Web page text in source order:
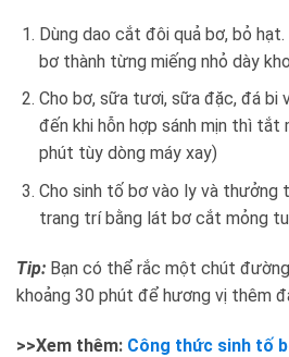
Dùng dao cắt đôi quả bơ, bỏ
bơ thành từng miếng nhỏ dày
Cho bơ, sữa tươi, sữa đặc, đá bi
đến khi hỗn hợp sánh mịn thì tắt
phút tùy dòng máy xay)
Cho sinh tố bơ vào ly và thưởng
trang trí bằng lát bơ cắt mỏng
Tip: Bạn có thể rắc một chút
khoảng 30 phút để hương vị thêm
>>Xem thêm: Công thức sinh tố